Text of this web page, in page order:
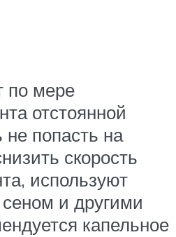
по мере
отстоянной
не попасть на
скорость
используют
и другими
капельное